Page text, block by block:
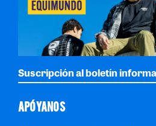
Suscripción al boletín
APÓYANOS